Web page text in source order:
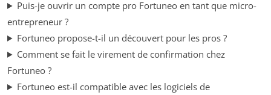
Puis-je ouvrir un compte pro Fortuneo en tant que micro-
entrepreneur ?
Fortuneo propose-t-il un découvert pour les pros ?
Comment se fait le virement de confirmation chez
Fortuneo ?
Fortuneo est-il compatible avec les logiciels de